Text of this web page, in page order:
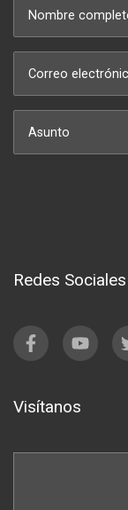
Asunto
Redes Sociales
Visítanos